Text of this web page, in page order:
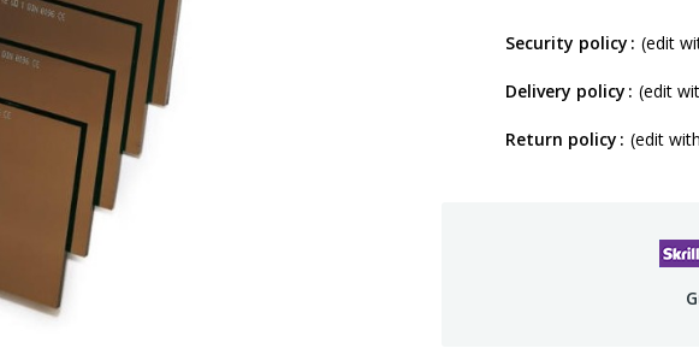
Security policy (edit
Delivery policy (edit
Return policy (edit